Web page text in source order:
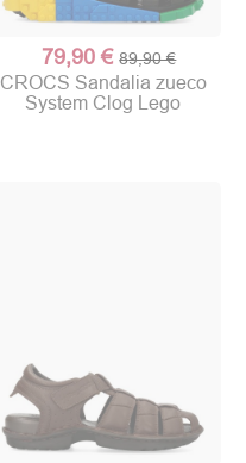
79,90 € 89,90 €
CROCS Sandalia zueco
System Clog Lego